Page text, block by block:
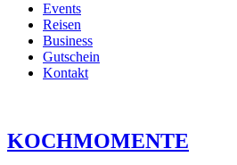
Events
Reisen
Business
Gutschein
Kontakt
KOCHMOMENTE